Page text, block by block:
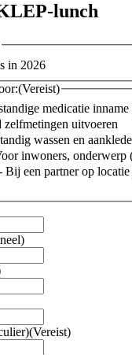
lunch
in 2026
(Vereist)
medicatie
zelfmetingen uitvoeren
wassen en
inwoners, onderwerp
Bij een partner op
(Vereist)